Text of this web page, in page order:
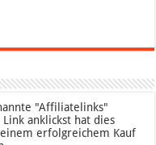
"Affiliatelinks"
anklickst hat dies
erfolgreichem Kauf